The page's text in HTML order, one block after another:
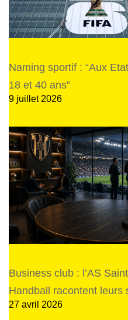
Naming sportif : “Aux
18 et 40 ans”
9 juillet 2026
Business club : l’AS
Handball racontent leurs
27 avril 2026